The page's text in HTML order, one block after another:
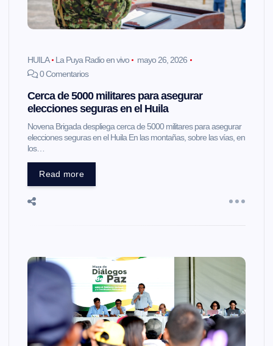
HUILA La Puya Radio en vivo
mayo 26, 2026
0 Comentarios
Cerca de 5000 militares para asegurar
elecciones seguras en el Huila
Novena Brigada despliega cerca de 5000 militares para asegurar
elecciones seguras en el Huila En las montañas, sobre las vías, en
los…
Read more